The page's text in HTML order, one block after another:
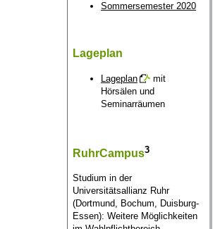
Sommersemester 2020
Lageplan
Lageplan
mit
Hörsälen und
Seminarräumen
RuhrCampus3
Studium in der
Universitätsallianz Ruhr
(Dortmund, Bochum, Duisburg-
Essen): Weitere Möglichkeiten